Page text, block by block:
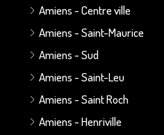
Amiens - Centre ville
Amiens - Saint-Maurice
Amiens - Sud
Amiens - Saint-Leu
Amiens - Saint Roch
Amiens - Henriville